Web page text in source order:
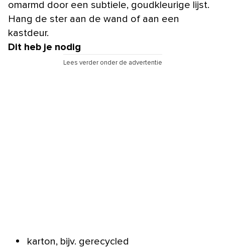
omarmd door een subtiele, goudkleurige lijst.
Hang de ster aan de wand of aan een
kastdeur.
Dit heb je nodig
Lees verder onder de advertentie
karton, bijv. gerecycled